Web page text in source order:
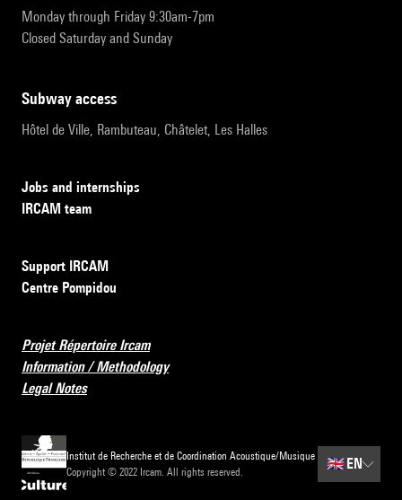
Monday through Friday 9:30am-7pm
Closed Saturday and Sunday
subway access
Hôtel de Ville, Rambuteau, Châtelet, Les Halles
Jobs and internships
IRCAM team
Support IRCAM
Centre Pompidou
Projet Répertoire Ircam
Information / Methodology
Legal Notes
Institut de Recherche et de Coordination Acoustique/Musique
Copyright © 2022 Ircam. All rights reserved.
🇬🇧 EN